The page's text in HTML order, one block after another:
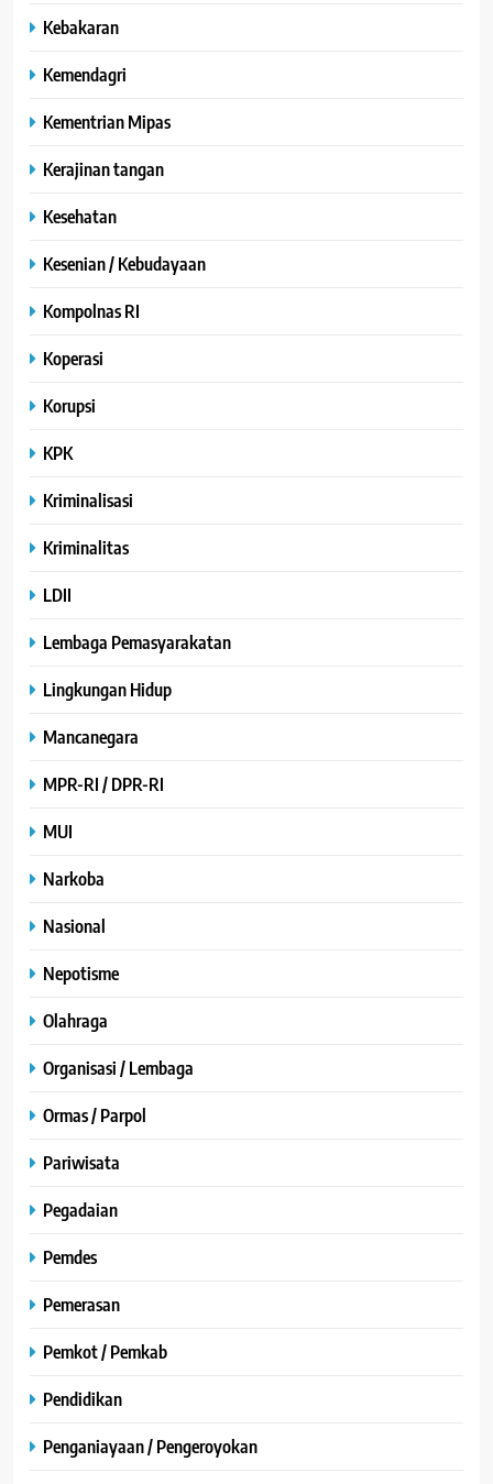
Kebakaran
Kemendagri
Kementrian Mipas
Kerajinan tangan
Kesehatan
Kesenian / Kebudayaan
Kompolnas RI
Koperasi
Korupsi
KPK
Kriminalisasi
Kriminalitas
LDII
Lembaga Pemasyarakatan
Lingkungan Hidup
Mancanegara
MPR-RI / DPR-RI
MUI
Narkoba
Nasional
Nepotisme
Olahraga
Organisasi / Lembaga
Ormas / Parpol
Pariwisata
Pegadaian
Pemdes
Pemerasan
Pemkot / Pemkab
Pendidikan
Penganiayaan / Pengeroyokan